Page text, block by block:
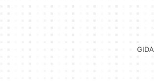
GIDA